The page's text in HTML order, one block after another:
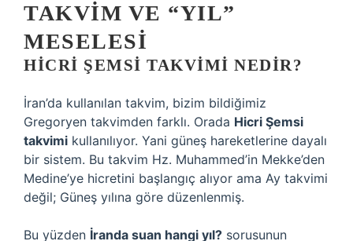
TAKVIM VE “YIL”
MESELESI
HICRI ŞEMSI TAKVIMI NEDIR?
İran’da kullanılan takvim, bizim bildiğimiz
Gregoryen takvimden farklı. Orada Hicri Şemsi
takvimi kullanılıyor. Yani güneş hareketlerine dayalı
bir sistem. Bu takvim Hz. Muhammed’in Mekke’den
Medine’ye hicretini başlangıç alıyor ama Ay takvimi
değil; Güneş yılına göre düzenlenmiş.
Bu yüzden İranda suan hangi yıl? sorusunun